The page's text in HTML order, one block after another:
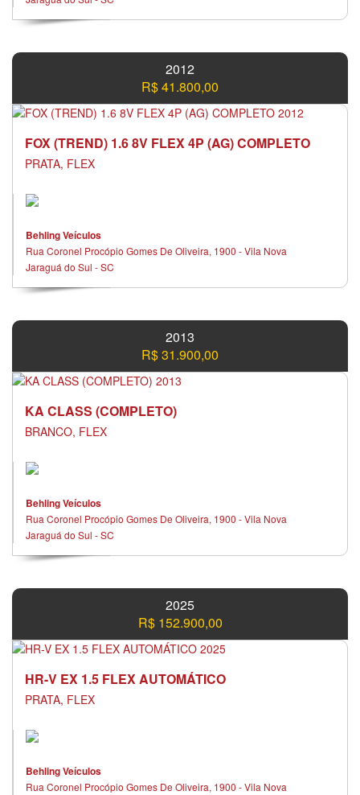
2012
R$ 41.800,00
FOX (TREND) 1.6 8V FLEX 4P (AG) COMPLETO
PRATA, FLEX
Behling Veículos
Rua Coronel Procópio Gomes De Oliveira, 1900 - Vila Nova
Jaraguá do Sul - SC
2013
R$ 31.900,00
KA CLASS (COMPLETO)
BRANCO, FLEX
Behling Veículos
Rua Coronel Procópio Gomes De Oliveira, 1900 - Vila Nova
Jaraguá do Sul - SC
2025
R$ 152.900,00
HR-V EX 1.5 FLEX AUTOMÁTICO
PRATA, FLEX
Behling Veículos
Rua Coronel Procópio Gomes De Oliveira, 1900 - Vila Nova